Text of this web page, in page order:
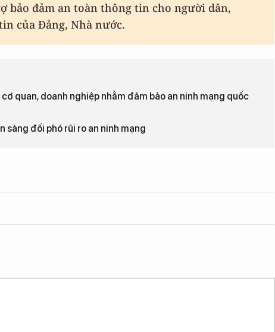
bảo đảm an toàn thông tin cho người dân,
của Đảng, Nhà nước.
quan, doanh nghiệp nhằm đảm bảo an ninh mạng quốc
sàng đối phó rủi ro an ninh mạng